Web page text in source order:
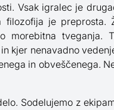
Vsak igralec je
filozofija je
morebitna
kjer nenavadno
in obveščenega.
Sodelujemo z